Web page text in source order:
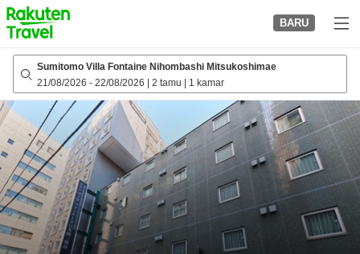
to
top
page
BARU
Sumitomo Villa Fontaine Nihombashi Mitsukoshimae
21/08/2026 - 22/08/2026 2 tamu 1 kamar